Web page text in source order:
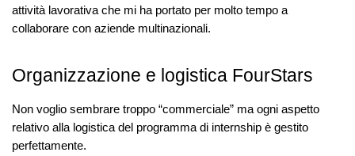
attività lavorativa che mi ha portato per molto tempo a
collaborare con aziende multinazionali.
Organizzazione e logistica FourStars
Non voglio sembrare troppo “commerciale” ma ogni aspetto
relativo alla logistica del programma di internship è gestito
perfettamente.